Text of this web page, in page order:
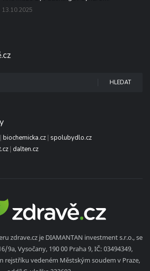
13.10.2025
HLEDAT
| biochemicka.cz | spolubydlo.cz
| dalten.cz
zdrave.cz je DIAMANTAN investment s.r.o., se
9a, Vysočany, 190 00 Praha 9, IČ: 03494349,
rejstříku vedeném Městským soudem v Praze,